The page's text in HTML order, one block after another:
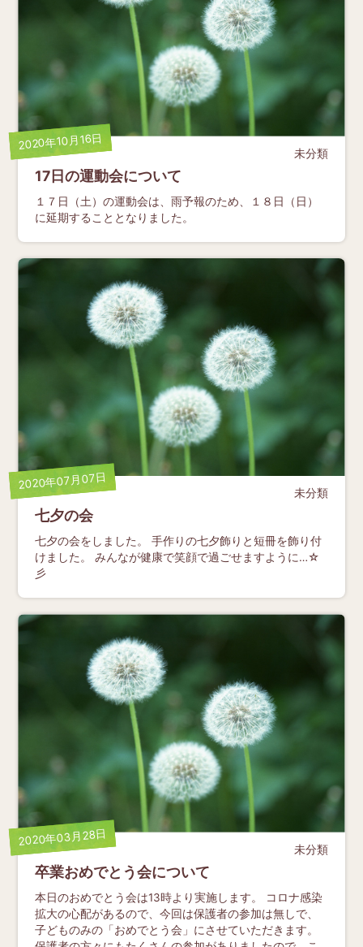
2020年10月16日
未分類
17日の運動会について
１７日（土）の運動会は、雨予報のため、１８日（日）
に延期することとなりました。
2020年07月07日
未分類
七夕の会
七夕の会をしました。 手作りの七夕飾りと短冊を飾り付
けました。 みんなが健康で笑顔で過ごせますように…☆
彡
2020年03月28日
未分類
卒業おめでとう会について
本日のおめでとう会は13時より実施します。 コロナ感染
拡大の心配があるので、今回は保護者の参加は無しで、
子どものみの「おめでとう会」にさせていただきます。